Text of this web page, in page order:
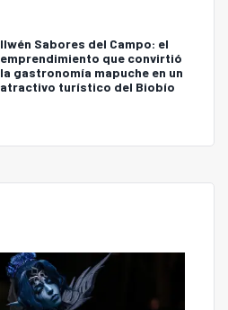
Ilwén Sabores del Campo: el
emprendimiento que convirtió
la gastronomía mapuche en un
atractivo turístico del Biobío